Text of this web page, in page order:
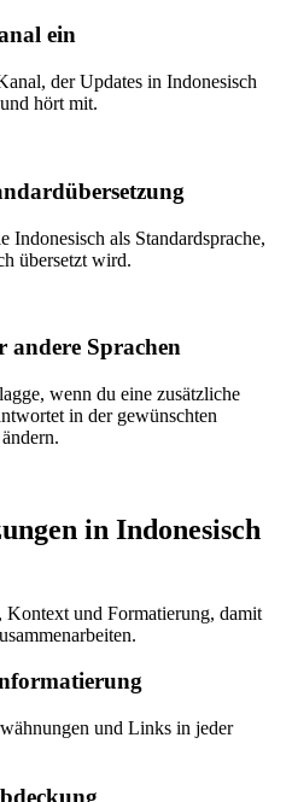
ein
der Updates in Indonesisch
hört mit.
als Standardsprache,
übersetzt wird.
andere Sprachen
wenn du eine zusätzliche
in der gewünschten
in Indonesisch
Kontext und Formatierung, damit
und Links in jeder